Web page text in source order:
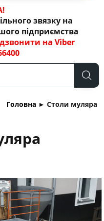
звязку на
підприємства
на Viber
Головна ► Столи муляра